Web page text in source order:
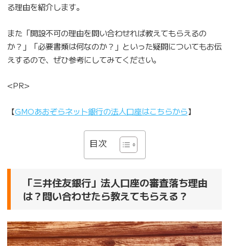
る理由を紹介します。
また「開設不可の理由を問い合わせれば教えてもらえるの
か？」「必要書類は何なのか？」といった疑問についてもお伝
えするので、ぜひ参考にしてみてください。
<PR>
【GMOあおぞらネット銀行の法人口座はこちらから】
目次
「三井住友銀行」法人口座の審査落ち理由
は？問い合わせたら教えてもらえる？